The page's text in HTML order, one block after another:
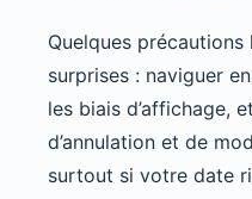
Quelques
surprises : naviguer
les biais d’affichage,
d’annulation et de
surtout si votre date